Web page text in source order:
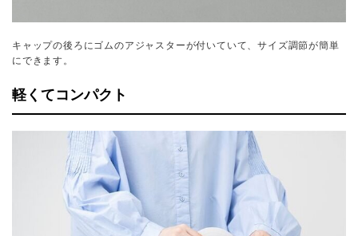
キャップの後ろにゴムのアジャスターが付いていて、サイズ調節が簡単
にできます。
軽くてコンパクト